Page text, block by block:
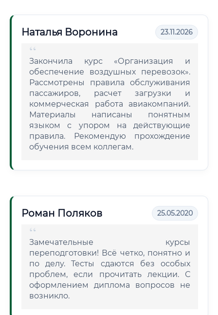
Наталья Воронина 23.11.2026
Закончила курс «Организация и
обеспечение воздушных перевозок».
Рассмотрены правила обслуживания
пассажиров, расчет загрузки и
коммерческая работа авиакомпаний.
Материалы написаны понятным
языком с упором на действующие
правила. Рекомендую прохождение
обучения всем коллегам.
Роман Поляков 25.05.2020
Замечательные курсы
переподготовки! Всё четко, понятно и
по делу. Тесты сдаются без особых
проблем, если прочитать лекции. С
оформлением диплома вопросов не
возникло.